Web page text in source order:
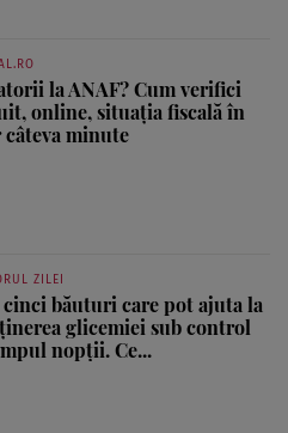
la ANAF? Cum verifici
online, situația fiscală în
câteva minute
ZILEI
cinci băuturi care pot ajuta la
glicemiei sub control
nopții. Ce...